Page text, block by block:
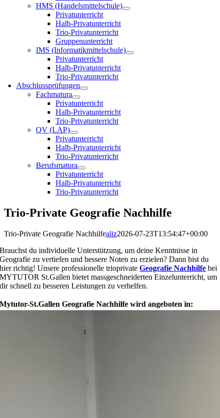
HMS (Handelsmittelschule)
Privatunterricht
Halb-Privatunterricht
Trio-Privatunterricht
Gruppenunterricht
IMS (Informatikmittelschule)
Privatunterricht
Halb-Privatunterricht
Trio-Privatunterricht
Abschlussprüfungen
Fachmatura
Privatunterricht
Halb-Privatunterricht
Trio-Privatunterricht
QV (LAP)
Privatunterricht
Halb-Privatunterricht
Trio-Privatunterricht
Berufsmatura
Privatunterricht
Halb-Privatunterricht
Trio-Privatunterricht
Trio-Private Geografie Nachhilfe
Trio-Private Geografie Nachhilfealiz2026-07-23T13:54:47+00:00
Brauchst du individuelle Unterstützung, um deine Kenntnisse in
Geografie zu vertiefen und bessere Noten zu erzielen? Dann bist du
hier richtig! Unsere professionelle trioprivateGeografie Nachhilfe bei
MYTUTOR St.Gallen bietet massgeschneiderten Einzelunterricht, um
dir schnell zu besseren Leistungen zu verhelfen.
Mytutor-St.Gallen Geografie Nachhilfe wird angeboten in: